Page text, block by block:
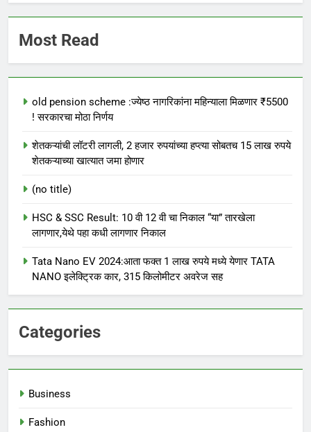
Most Read
old pension scheme :ज्येष्ठ नागरिकांना महिन्याला मिळणार ₹5500
! सरकारचा मोठा निर्णय
शेतकऱ्यांची लॉटरी लागली, 2 हजार रुपयांच्या हप्त्या सोबतच 15 लाख रुपये
शेतकऱ्याच्या खात्यात जमा होणार
(no title)
HSC & SSC Result: 10 वी 12 वी चा निकाल “या” तारखेला
लागणार,येथे पहा कधी लागणार निकाल
Tata Nano EV 2024:आता फक्त 1 लाख रुपये मध्ये येणार TATA
NANO इलेक्ट्रिक कार, 315 किलोमीटर अवरेज सह
Categories
Business
Fashion